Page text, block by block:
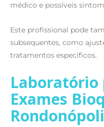
médico e possíveis
Este profissional pode
subsequentes, como
tratamentos específicos.
Laboratório
Exames